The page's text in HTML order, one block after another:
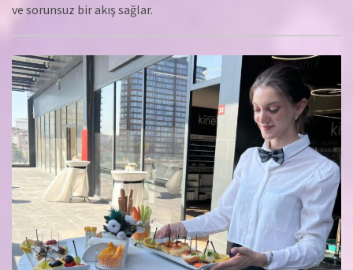
ve sorunsuz bir akış sağlar.